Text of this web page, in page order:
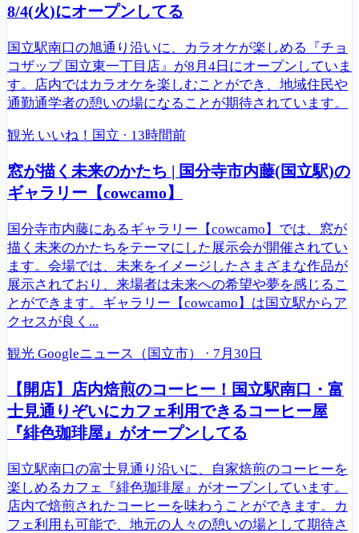
8/4(火)にオープンしてる
国立駅南口の旭通り沿いに、カラオケが楽しめる『チョ
コザップ 国立東一丁目店』が8月4日にオープンしていま
す。店内ではカラオケを楽しむことができ、地域住民や
通勤通学者の憩いの場になることが期待されています。
観光 いいね！国立 · 13時間前
窓が描く未来のかたち | 国分寺市内藤(国立駅)の
ギャラリー【cowcamo】
国分寺市内藤にあるギャラリー【cowcamo】では、窓が
描く未来のかたちをテーマにした展示会が開催されてい
ます。会場では、未来をイメージしたさまざまな作品が
展示されており、来場者は未来への希望や夢を感じるこ
とができます。ギャラリー【cowcamo】は国立駅からア
クセスが良く...
観光 Googleニュース（国立市） · 7月30日
【開店】店内焙煎のコーヒー！国立駅南口・富
士見通りぞいにカフェ利用できるコーヒー屋
『緋色珈琲屋』がオープンしてる
国立駅南口の富士見通り沿いに、自家焙煎のコーヒーを
楽しめるカフェ『緋色珈琲屋』がオープンしています。
店内で焙煎されたコーヒーを味わうことができます。カ
フェ利用も可能で、地元の人々の憩いの場として期待さ